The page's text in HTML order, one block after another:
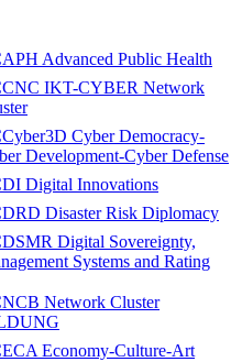
Advanced Public Health
IKT-CYBER Network
Cyber Democracy-
Development-Cyber Defense
Digital Innovations
Disaster Risk Diplomacy
Digital Sovereignty,
Systems and Rating
Network Cluster
Economy-Culture-Art